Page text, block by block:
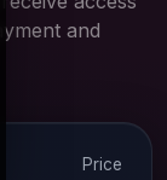
and
Price